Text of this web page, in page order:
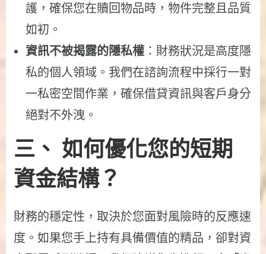
護，確保您在贖回物品時，物件完整且品質
如初。
資訊不被揭露的隱私權：財務狀況是高度隱
私的個人領域。我們在諮詢流程中採行一對
一私密空間作業，確保借貸資訊與客戶身分
絕對不外洩。
三、 如何優化您的短期
資金結構？
財務的穩定性，取決於您面對風險時的反應速
度。如果您手上持有具備價值的精品，卻對資